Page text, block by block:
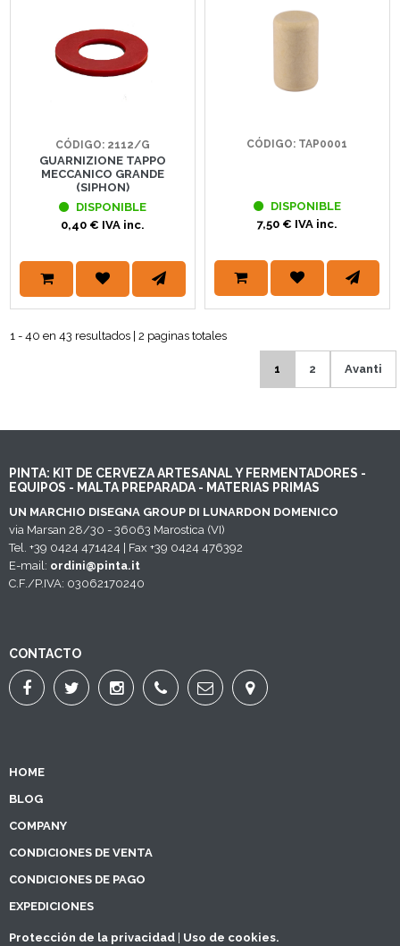
CÓDIGO: 2112/G
GUARNIZIONE TAPPO
MECCANICO GRANDE
(SIPHON)
DISPONIBLE
0,40 € IVA inc.
CÓDIGO: TAP0001
DISPONIBLE
7,50 € IVA inc.
1 - 40 en 43 resultados | 2 paginas totales
1 2 Avanti
PINTA: KIT DE CERVEZA ARTESANAL Y FERMENTADORES -
EQUIPOS - MALTA PREPARADA - MATERIAS PRIMAS
UN MARCHIO DISEGNA GROUP DI LUNARDON DOMENICO
via Marsan 28/30 - 36063 Marostica (VI)
Tel. +39 0424 471424 | Fax +39 0424 476392
E-mail: ordini@pinta.it
C.F./P.IVA: 03062170240
CONTACTO
HOME
BLOG
COMPANY
CONDICIONES DE VENTA
CONDICIONES DE PAGO
EXPEDICIONES
Protección de la privacidad Uso de cookies.